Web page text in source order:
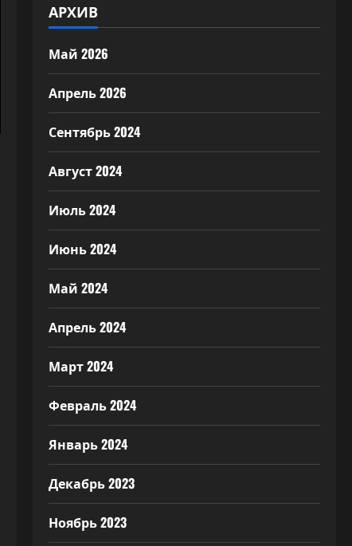
АРХИВ
Май 2026
Апрель 2026
Сентябрь 2024
Август 2024
Июль 2024
Июнь 2024
Май 2024
Апрель 2024
Март 2024
Февраль 2024
Январь 2024
Декабрь 2023
Ноябрь 2023